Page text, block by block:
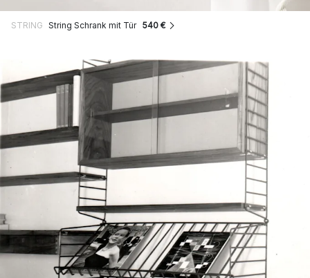
STRING String Schrank mit Tür 540 €